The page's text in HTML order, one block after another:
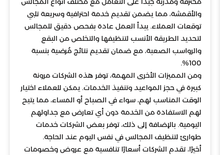
والأقمشة، مما يضمن تقديم خدمة احترافية وسريعة تلبي
توقعات العملاء. يبدأ العمل عادة بفحص دقيق للمجالس
لتحديد الطريقة الأنسب لتنظيفها والتخلص من البقع
والرواسب الصعبة، مع ضمان تقديم نتائج مُرضية بنسبة
100%.
ومن المميزات الأخرى المهمة، توفر هذه الشركات مرونة
كبيرة في حجز المواعيد وتنفيذ الخدمات. يمكن للعملاء اختيار
الوقت المناسب لهم، سواء في الصباح أو المساء، مما يتيح
لهم الاستفادة من الخدمة دون أي تعارض مع جداولهم
اليومية. بالإضافة إلى ذلك، توفر بعض الشركات خدمات
طوارئ لتنظيف المجالس في نفس اليوم عند الحاجة.
أخيرًا، تقدم الشركات أسعارًا تنافسية مع عروض وخصومات